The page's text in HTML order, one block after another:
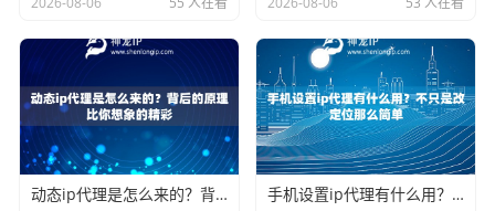
动态ip代理是怎么来的？背后的原理比你想象的精彩 手机设置ip代理有什么用？不只是改定位那么简单